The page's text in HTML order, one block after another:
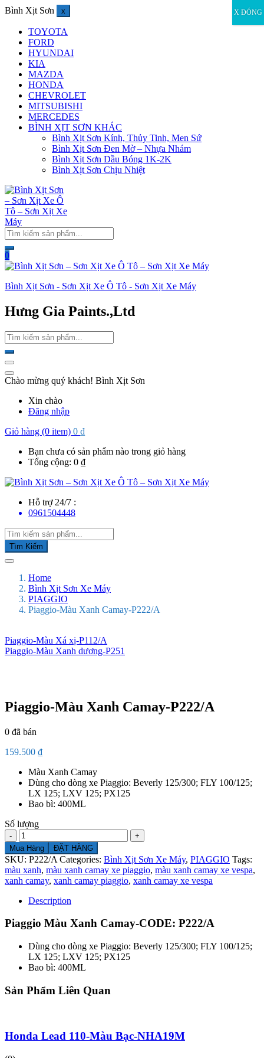
Bình Xịt Sơn x
TOYOTA
FORD
HYUNDAI
KIA
MAZDA
HONDA
CHEVROLET
MITSUBISHI
MERCEDES
BÌNH XỊT SƠN KHÁC
Bình Xịt Sơn Kính, Thủy Tinh, Men Sứ
Bình Xịt Sơn Đen Mờ – Nhựa Nhám
Bình Xịt Sơn Dầu Bóng 1K-2K
Bình Xịt Sơn Chịu Nhiệt
0
Bình Xịt Sơn - Sơn Xịt Xe Ô Tô - Sơn Xịt Xe Máy
Hưng Gia Paints.,Ltd
Chào mừng quý khách! Bình Xịt Sơn
Xin chào
Đăng nhập
Giỏ hàng (0 item) 0 ₫
Bạn chưa có sản phẩm nào trong giỏ hàng
Tổng cộng: 0 ₫
Hỗ trợ 24/7 :
0961504448
Tìm Kiếm
Home
Bình Xịt Sơn Xe Máy
PIAGGIO
Piaggio-Màu Xanh Camay-P222/A
Piaggio-Màu Xá xị-P112/A
Piaggio-Màu Xanh dương-P251
Piaggio-Màu Xanh Camay-P222/A
0 đã bán
159.500 ₫
Màu Xanh Camay
Dùng cho dòng xe Piaggio: Beverly 125/300; FLY 100/125;
LX 125; LXV 125; PX125
Bao bì: 400ML
Số lượng
Số
lượng
Mua Hàng ĐẶT HÀNG
SKU: P222/A Categories: Bình Xịt Sơn Xe Máy, PIAGGIO Tags:
màu xanh, màu xanh camay xe piaggio, màu xanh camay xe vespa,
xanh camay, xanh camay piaggio, xanh camay xe vespa
Description
Piaggio Màu Xanh Camay-CODE: P222/A
Dùng cho dòng xe Piaggio: Beverly 125/300; FLY 100/125;
LX 125; LXV 125; PX125
Bao bì: 400ML
Sản Phẩm Liên Quan
Honda Lead 110-Màu Bạc-NHA19M
X ĐÓNG